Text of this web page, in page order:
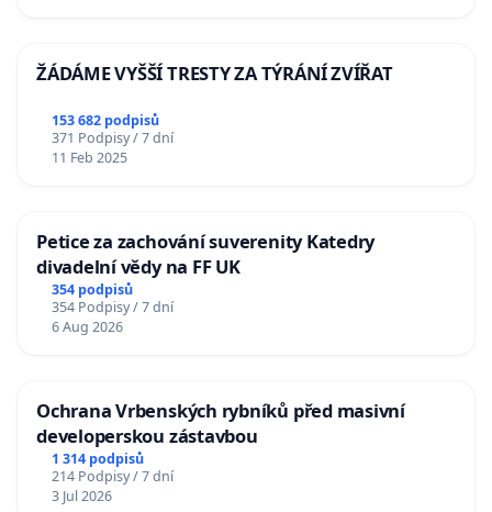
ŽÁDÁME VYŠŠÍ TRESTY ZA TÝRÁNÍ ZVÍŘAT
153 682 podpisů
371 Podpisy / 7 dní
11 Feb 2025
Petice za zachování suverenity Katedry
divadelní vědy na FF UK
354 podpisů
354 Podpisy / 7 dní
6 Aug 2026
Ochrana Vrbenských rybníků před masivní
developerskou zástavbou
1 314 podpisů
214 Podpisy / 7 dní
3 Jul 2026